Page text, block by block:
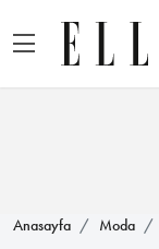
Anasayfa Moda